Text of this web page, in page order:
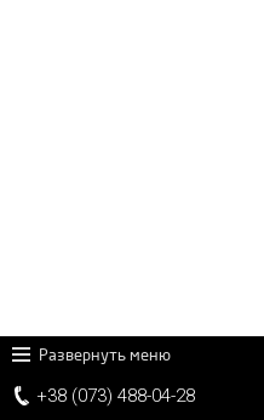
+38 (073) 488-04-28
Развернуть меню